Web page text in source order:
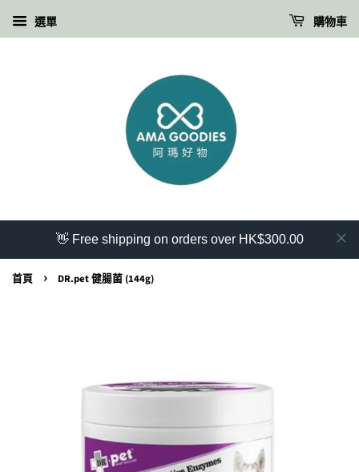
選單 購物車
👋 Free shipping on orders over HK$300.00
首頁 › DR.pet 健腸菌 (144g)